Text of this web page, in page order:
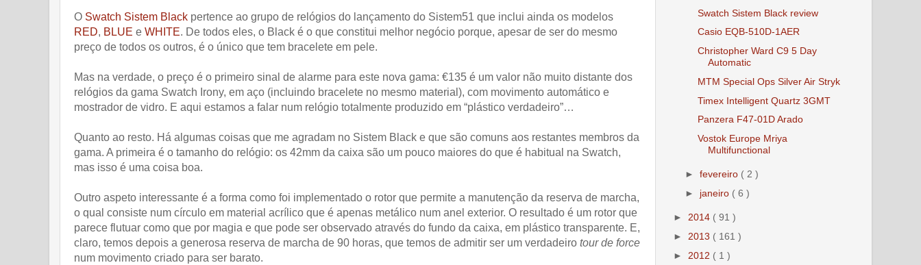
O Swatch Sistem Black pertence ao grupo de relógios do lançamento do Sistem51 que inclui ainda os modelos
RED, BLUE e WHITE. De todos eles, o Black é o que constitui melhor negócio porque, apesar de ser do mesmo
preço de todos os outros, é o único que tem bracelete em pele.
Mas na verdade, o preço é o primeiro sinal de alarme para este nova gama: €135 é um valor não muito distante dos
relógios da gama Swatch Irony, em aço (incluindo bracelete no mesmo material), com movimento automático e
mostrador de vidro. E aqui estamos a falar num relógio totalmente produzido em “plástico verdadeiro”…
Quanto ao resto. Há algumas coisas que me agradam no Sistem Black e que são comuns aos restantes membros da
gama. A primeira é o tamanho do relógio: os 42mm da caixa são um pouco maiores do que é habitual na Swatch,
mas isso é uma coisa boa.
Outro aspeto interessante é a forma como foi implementado o rotor que permite a manutenção da reserva de marcha,
o qual consiste num círculo em material acrílico que é apenas metálico num anel exterior. O resultado é um rotor que
parece flutuar como que por magia e que pode ser observado através do fundo da caixa, em plástico transparente. E,
claro, temos depois a generosa reserva de marcha de 90 horas, que temos de admitir ser um verdadeiro tour de force
num movimento criado para ser barato.
Swatch Sistem Black review
Casio EQB-510D-1AER
Christopher Ward C9 5 Day
Automatic
MTM Special Ops Silver Air Stryk
Timex Intelligent Quartz 3GMT
Panzera F47-01D Arado
Vostok Europe Mriya
Multifunctional
►fevereiro ( 2 )
► janeiro ( 6 )
► 2014 ( 91 )
► 2013 ( 161 )
► 2012 ( 1 )